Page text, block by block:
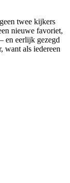
twee kijkers
nieuwe favoriet,
en eerlijk gezegd
want als iedereen